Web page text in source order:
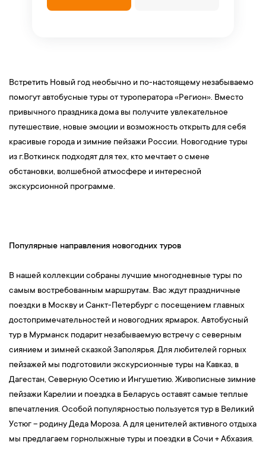
Встретить Новый год необычно и по-настоящему незабываемо
помогут автобусные туры от туроператора «Регион». Вместо
привычного праздника дома вы получите увлекательное
путешествие, новые эмоции и возможность открыть для себя
красивые города и зимние пейзажи России. Новогодние туры
из г.Воткинск подходят для тех, кто мечтает о смене
обстановки, волшебной атмосфере и интересной
экскурсионной программе.
Популярные направления новогодних туров
В нашей коллекции собраны лучшие многодневные туры по
самым востребованным маршрутам. Вас ждут праздничные
поездки в Москву и Санкт-Петербург с посещением главных
достопримечательностей и новогодних ярмарок. Автобусный
тур в Мурманск подарит незабываемую встречу с северным
сиянием и зимней сказкой Заполярья. Для любителей горных
пейзажей мы подготовили экскурсионные туры на Кавказ, в
Дагестан, Северную Осетию и Ингушетию. Живописные зимние
пейзажи Карелии и поездка в Беларусь оставят самые теплые
впечатления. Особой популярностью пользуется тур в Великий
Устюг – родину Деда Мороза. А для ценителей активного отдыха
мы предлагаем горнолыжные туры и поездки в Сочи + Абхазия.